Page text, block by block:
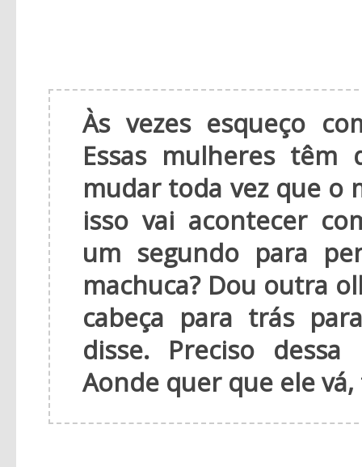
Às vezes esqueço
Essas mulheres
mudar toda vez que o
isso vai acontecer
um segundo para
machuca? Dou outra
cabeça para trás
disse. Preciso
Aonde quer que ele